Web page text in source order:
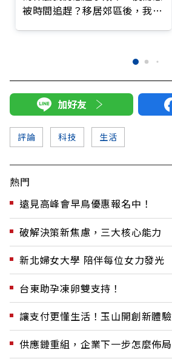
被時間追趕？移居郊區後，我活
加好友
評論 科技 生活
熱門
遠見高峰會早鳥優惠報名中！
破解決策新焦慮，三大核心能力
新北婦女大學 陪伴每位女力發光
台東助孕凍卵雙支持！
讓支付更懂生活！玉山開創新體驗
供應鏈重組，企業下一步怎麼佈局